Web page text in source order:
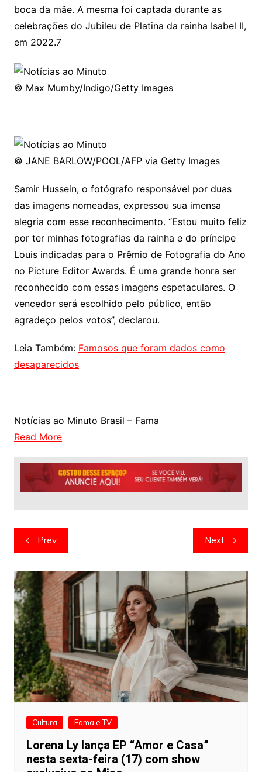
boca da mãe. A mesma foi captada durante as
celebrações do Jubileu de Platina da rainha Isabel II,
em 2022.7
© Max Mumby/Indigo/Getty Images
© JANE BARLOW/POOL/AFP via Getty Images
Samir Hussein, o fotógrafo responsável por duas
das imagens nomeadas, expressou sua imensa
alegria com esse reconhecimento. “Estou muito feliz
por ter minhas fotografias da rainha e do príncipe
Louis indicadas para o Prêmio de Fotografia do Ano
no Picture Editor Awards. É uma grande honra ser
reconhecido com essas imagens espetaculares. O
vencedor será escolhido pelo público, então
agradeço pelos votos”, declarou.
Leia Também: Famosos que foram dados como
desaparecidos
Notícias ao Minuto Brasil – Fama
Read More
Navegação
de
artigos
Prev Next
Cultura Fama e TV
Lorena Ly lança EP “Amor e Casa”
nesta sexta-feira (17) com show